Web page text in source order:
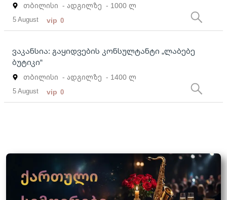
თბილისი - ადგილზე - 1000 ლ
5 August vip 0
ვაკანსია: გაყიდვების კონსულტანტი „ლაბებე
ბუტიკი“
თბილისი - ადგილზე - 1400 ლ
5 August vip 0